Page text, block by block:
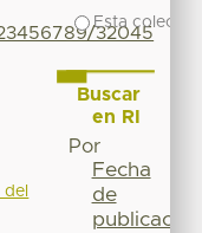
32045
Esta
Buscar
en RI
Por
Fecha
de
publicación